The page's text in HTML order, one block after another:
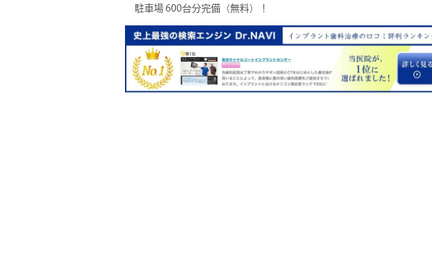
駐車場 600台分完備（無料）！